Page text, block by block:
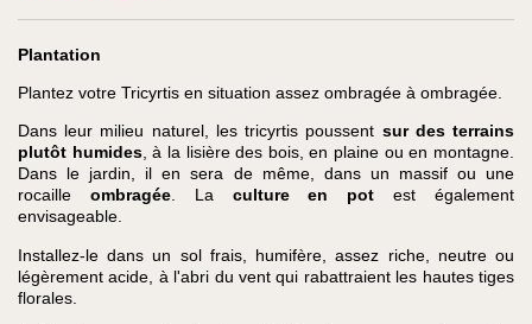
Plantation
Plantez votre Tricyrtis en situation assez ombragée à ombragée.
Dans leur milieu naturel, les tricyrtis poussent sur des terrains
plutôt humides, à la lisière des bois, en plaine ou en montagne.
Dans le jardin, il en sera de même, dans un massif ou une
rocaille ombragée. La culture en pot est également
envisageable.
Installez-le dans un sol frais, humifère, assez riche, neutre ou
légèrement acide, à l'abri du vent qui rabattraient les hautes tiges
florales.